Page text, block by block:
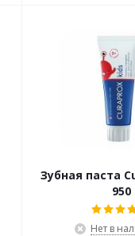
Зубная паста
950
Нет в